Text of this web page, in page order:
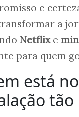
e
a
Netflixe
para quem
está